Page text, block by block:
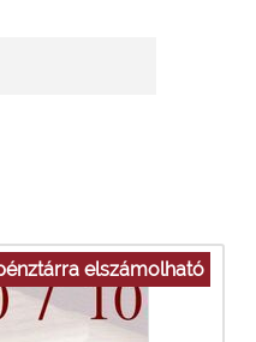
elszámolható